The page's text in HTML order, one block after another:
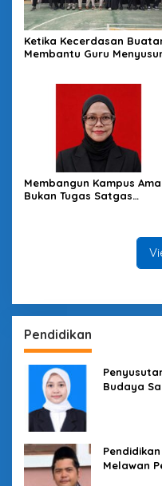
Ketika Kecerdasan
Membantu Guru
Membangun Kampus
Bukan Tugas Satgas
Pendidikan
Budaya
Melawan